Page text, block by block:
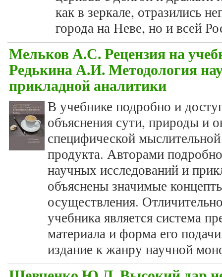
как в зеркале, отразились
города на Неве, но и всей
Мельков А.С. Рецензия на
Редькина А.И. Методология
прикладной аналитики
В учебнике подробно и
объяснения сути, природы и
специфической
продукта. Авторами
научных исследований и
объяснены значимые
осуществления.
учебника является система
материала и форма его
издание к жанру научной